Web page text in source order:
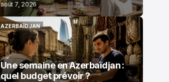
août 7, 2026
AZERBAÏDJAN
AZERBAÏDJAN
Une semaine en Azerbaïdjan :
quel budget prévoir ?